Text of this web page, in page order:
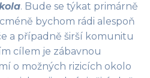
. Bude se týkat primárně
bychom rádi alespoň
a případně širší komunitu
cílem je zábavnou
o možných rizicích okolo